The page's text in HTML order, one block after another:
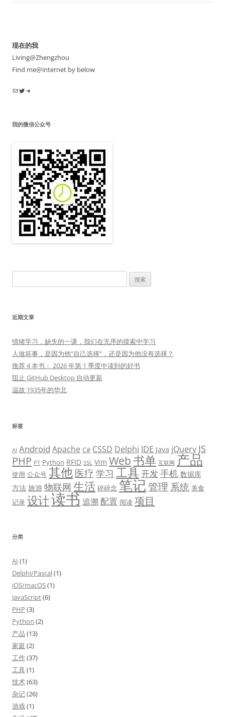
现在的我
Living@Zhengzhou
Find me@internet by below
电子邮件Twitter Telegram
我的微信公众号
索：
近期文章
情绪学习，缺失的一课，我们在无序的摸索中学习
人做坏事，是因为他”自己选择”，还是因为他没有选择？
推荐 4 本书： 2026 年第 1 季度中读到的好书
阻止 GitHub Desktop 自动更新
温故 1935年的华北
标签
AI Android Apache C# CSSD Delphi IDE Java jQuery JS
PHP PT Python RFID SSL Vim Web书单 互联网 产品
使用 公众号 其他医疗 学习 工具 开发手机 数据库
方法 旅游 物联网 生活 碎碎念 笔记管理 系统 美食
记录 设计读书追溯 配置 阅读 项目
分类
AI (1)
Delphi/Pascal(1)
iOS/macOS(1)
JavaScript(6)
PHP (3)
Python (2)
产品 (13)
家庭 (2)
工作(37)
工具(1)
技术(63)
杂记(26)
游戏(1)